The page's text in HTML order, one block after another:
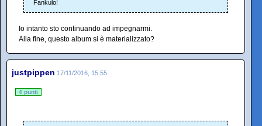
Fankulo!
Io intanto sto continuando ad impegnarmi.
Alla fine, questo album si è materializzato?
justpippen 17/11/2016, 15:55
4 punti